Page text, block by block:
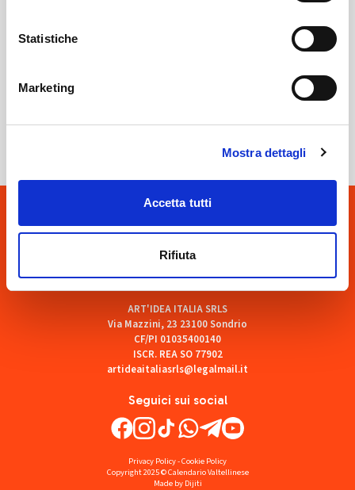
Statistiche
Marketing
Mostra dettagli
Accetta tutti
Rifiuta
Seguici sui social
ART'IDEA ITALIA SRLS
Via Mazzini, 23 23100 Sondrio
CF/PI 01035400140
ISCR. REA SO 77902
artideaitaliasrls@legalmail.it
Privacy Policy-Cookie Policy
Copyright 2025 © Calendario Valtellinese
Made by Dijiti